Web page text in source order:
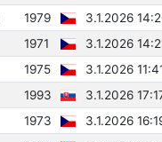
1979
3.1.2026
1971
3.1.2026
1975
3.1.2026
1993
3.1.2026
1973
3.1.2026